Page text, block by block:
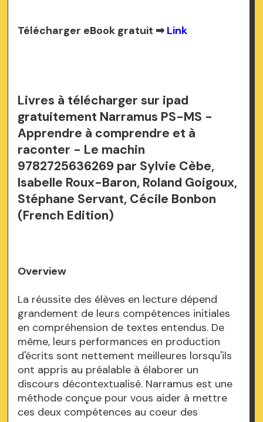
Télécharger eBook gratuit ➡Link
Livres à télécharger sur ipad
gratuitement Narramus PS-MS -
Apprendre à comprendre et à
raconter - Le machin
9782725636269 par Sylvie Cèbe,
Isabelle Roux-Baron, Roland Goigoux,
Stéphane Servant, Cécile Bonbon
(French Edition)
Overview
La réussite des élèves en lecture dépend
grandement de leurs compétences initiales
en compréhension de textes entendus. De
même, leurs performances en production
d'écrits sont nettement meilleures lorsqu'ils
ont appris au préalable à élaborer un
discours décontextualisé. Narramus est une
méthode conçue pour vous aider à mettre
ces deux compétences au coeur des